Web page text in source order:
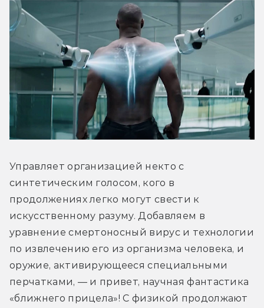
Управляет организацией некто с
синтетическим голосом, кого в
продолжениях легко могут свести к
искусственному разуму. Добавляем в
уравнение смертоносный вирус и технологии
по извлечению его из организма человека, и
оружие, активирующееся специальными
перчатками, — и привет, научная фантастика
«ближнего прицела»! С физикой продолжают